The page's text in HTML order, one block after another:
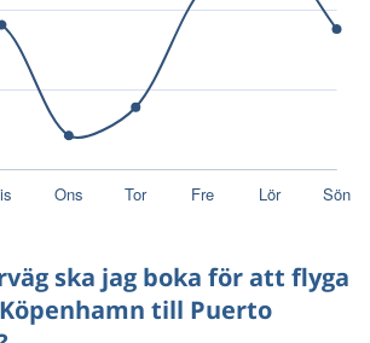
Puerto Princesa City
City Köpenhamn
9 638 kr
ska jag boka för att flyga
till Puerto